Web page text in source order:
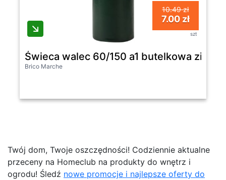
10.49 zł
7.00 zł
szt
Świeca walec 60/150 a1 butelkowa zieleń
Brico Marche
Twój dom, Twoje oszczędności! Codziennie aktualne
przeceny na Homeclub na produkty do wnętrz i
ogrodu! Śledź nowe promocje i najlepsze oferty do